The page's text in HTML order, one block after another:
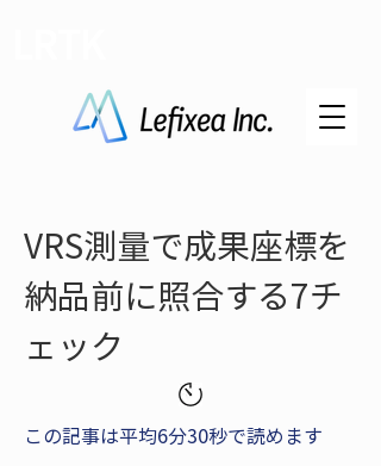
VRS測量で成果座標を
納品前に照合する7チ
ェック
この記事は平均6分30秒で読めます